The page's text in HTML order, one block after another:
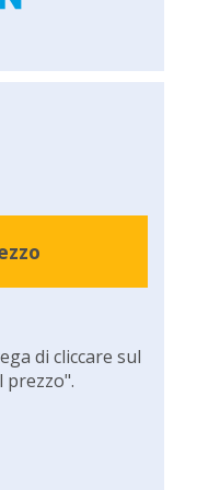
di cliccare sul
prezzo".